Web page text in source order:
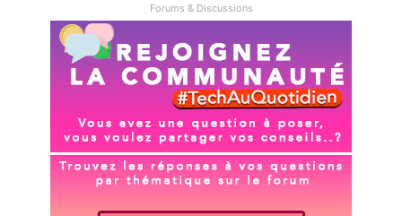
Forums & Discussions